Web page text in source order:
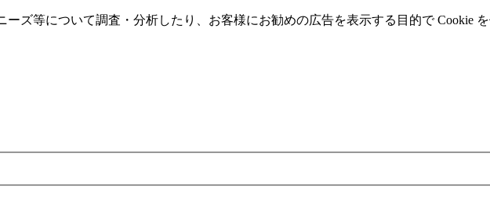
ズ等について調査・分析したり、お客様にお勧めの広告を表⽰する⽬的で Cookie